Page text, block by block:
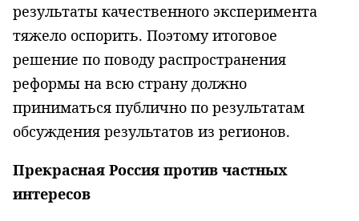
результаты качественного эксперимента
тяжело оспорить. Поэтому итоговое
решение по поводу распространения
реформы на всю страну должно
приниматься публично по результатам
обсуждения результатов из регионов.
Прекрасная Россия против частных
интересов